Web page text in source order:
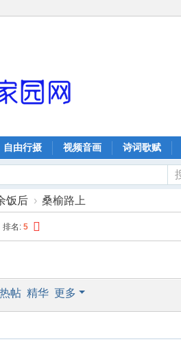
自由行摄 视频音画 诗词歌赋
饭后 › 桑榆路上
排名: 5
热帖 精华 更多